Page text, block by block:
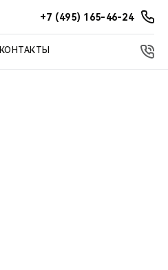
+7 (495) 165-46-24
КОНТАКТЫ